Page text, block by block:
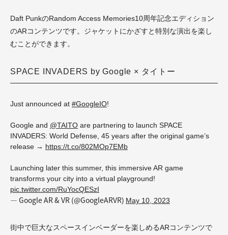
Daft PunkのRandom Access Memories10周年記念エディション
のARコンテンツです。ジャケットにかざすと特別な演出を楽し
むことができます。
SPACE INVADERS by Google × タイトー
Just announced at #GoogleIO!
Google and @TAITO are partnering to launch SPACE
INVADERS: World Defense, 45 years after the original game’s
release → https://t.co/802MOp7EMb
Launching later this summer, this immersive AR game
transforms your city into a virtual playground!
pic.twitter.com/RuYocQESzI
— Google AR & VR (@GoogleARVR) May 10, 2023
街中で巨大なスペースインベーダーを楽しめるARコンテンツで